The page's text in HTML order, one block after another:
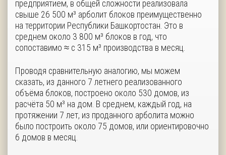
предприятием, в общей сложности реализовала
свыше 26 500 м³ арболит блоков преимущественно
на территории Республики Башкортостан. Это в
среднем около 3 800 м³ блоков в год, что
сопоставимо ≈ с 315 м³ производства в месяц.
Проводя сравнительную аналогию, мы можем
сказать, из данного 7 летнего реализованного
объёма блоков, построено около 530 домов, из
расчёта 50 м³ на дом. В среднем, каждый год, на
протяжении 7 лет, из проданного арболита можно
было построить около 75 домов, или ориентировочно
6 домов в месяц.